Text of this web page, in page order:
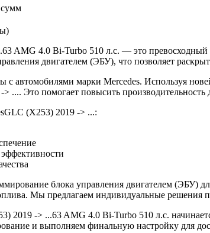
AMG 4.0 Bi-Turbo 510 л.с. — это
двигателем (ЭБУ), что позволяет
автомобилями марки Mercedes. Используя
.... Это помогает повысить производительность
(X253) 2019 -> ...:
блока управления двигателем (ЭБУ)
Мы предлагаем индивидуальные
-> ...63 AMG 4.0 Bi-Turbo 510 л.с.
и выполняем финальную настройку для